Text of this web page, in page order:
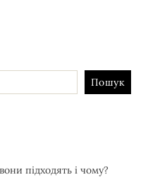
Пошук
підходять і чому?